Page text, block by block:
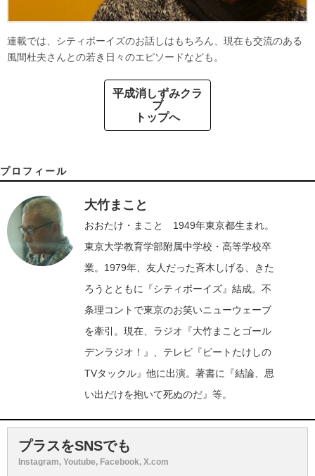
連載では、シティボーイズのお話しはもちろん、現在も交流のある
風間杜夫さんとの若き日々のエピソードなども。
平成消しずみクラ
ブ
トップへ
プロフィール
大竹まこと
おおたけ・まこと 1949年東京都生まれ。
東京大学教育学部附属中学校・高等学校卒
業。1979年、友人だった斉木しげる、きた
ろうとともに『シティボーイズ』結成。不
条理コントで東京のお笑いニューウェーブ
を牽引。現在、ラジオ『大竹まことゴール
デンラジオ！』、テレビ『ビートたけしの
TVタックル』他に出演。著書に『結論、思
い出だけを抱いて死ぬのだ』等。
プラスをSNSでも
Instagram, Youtube, Facebook, X.com